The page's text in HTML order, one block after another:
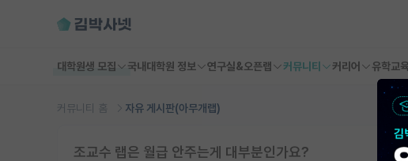
대학원생 모집 국내대학원 정보 연구실&오픈랩 커뮤니티 커리어 유학교
커뮤니티 홈 자유 게시판(아무개랩)
조교수 랩은 월급 안주는게 대부분인가요?